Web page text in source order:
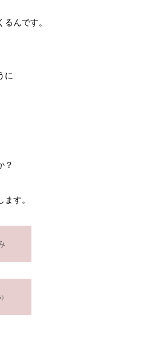
んです。
に
？
す。